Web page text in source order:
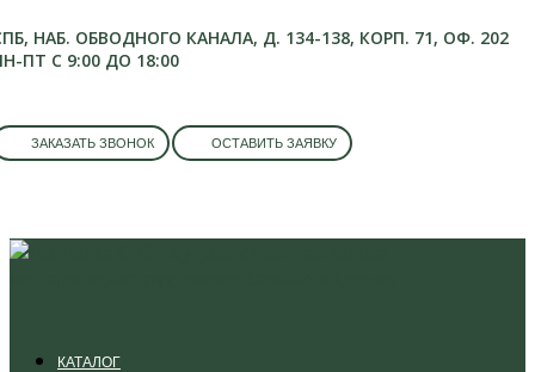
НАБ. ОБВОДНОГО КАНАЛА, Д. 134-138, КОРП. 71, ОФ. 202
ПТ С 9:00 ДО 18:00
ЗАКАЗАТЬ ЗВОНОК ОСТАВИТЬ ЗАЯВКУ
КАТАЛОГ